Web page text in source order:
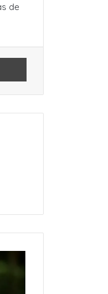
de
Imprimir